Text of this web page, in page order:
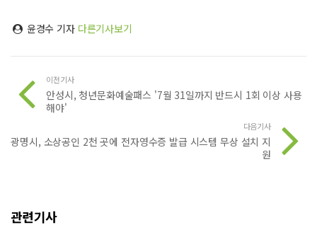
윤경수 기자 다른기사보기
이전기사
안성시, 청년문화예술패스 '7월 31일까지 반드시 1회 이상 사용
해야'
다음기사
광명시, 소상공인 2천 곳에 전자영수증 발급 시스템 무상 설치 지
원
관련기사